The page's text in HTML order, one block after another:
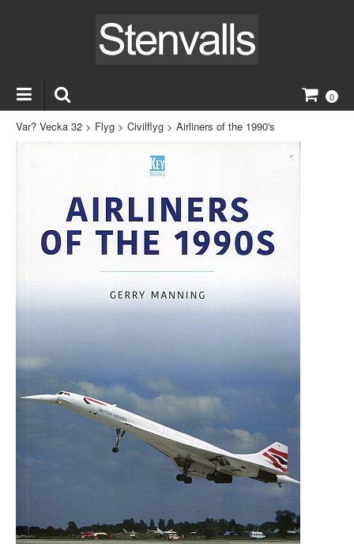
0
Var? Vecka 32 > Flyg > Civilflyg > Airliners of the 1990's